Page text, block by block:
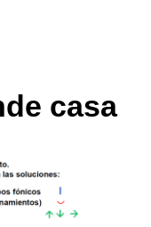
casa